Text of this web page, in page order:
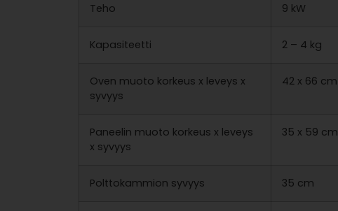
Teho 9 kW
Kapasiteetti 2 – 4 kg
Oven muoto korkeus x leveys x
syvyys
42 x 66 cm
Paneelin muoto korkeus x leveys
x syvyys
35 x 59 cm
Polttokammion syvyys 35 cm